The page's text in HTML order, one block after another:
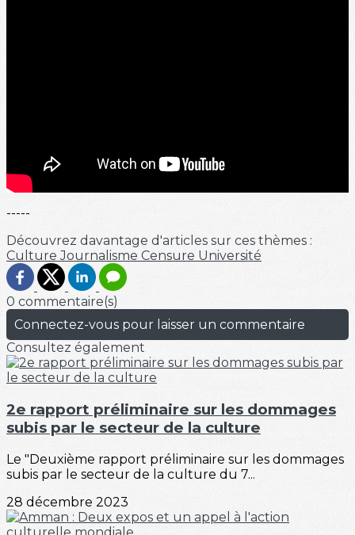
-----
Découvrez davantage d'articles sur ces thèmes :
CultureJournalisme Censure Université
0 commentaire(s)
Connectez-vous pour laisser un commentaire
Consultez également
2e rapport préliminaire sur les dommages
subis par le secteur de la culture
Le "Deuxième rapport préliminaire sur les dommages
subis par le secteur de la culture du 7...
28 décembre 2023